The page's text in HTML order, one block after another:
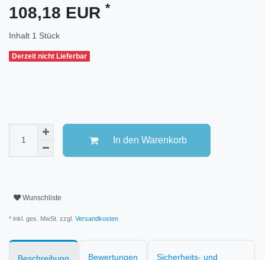
108,18 EUR *
Inhalt 1 Stück
Derzeit nicht Lieferbar
In den Warenkorb
Wunschliste
* inkl. ges. MwSt. zzgl. Versandkosten
Bewertungen
Sicherheits- und